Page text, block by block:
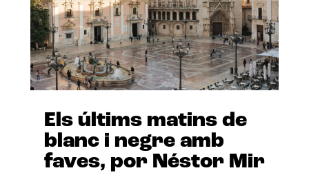
Els últims matins de
blanc i negre amb
faves, por Néstor Mir